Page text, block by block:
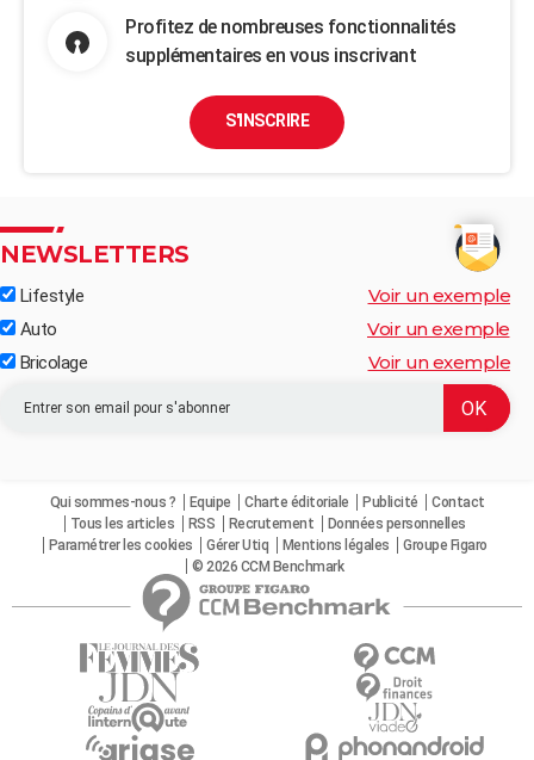
Profitez de nombreuses fonctionnalités
supplémentaires en vous inscrivant
S'INSCRIRE
NEWSLETTERS
Lifestyle Voir un exemple
Auto Voir un exemple
Bricolage Voir un exemple
Qui sommes-nous ? Equipe Charte éditoriale Publicité
Contact
Tous les articles
RSS Recrutement
Données personnelles
Paramétrer les cookies
Gérer Utiq Mentions légales
Groupe Figaro
© 2026 CCM Benchmark